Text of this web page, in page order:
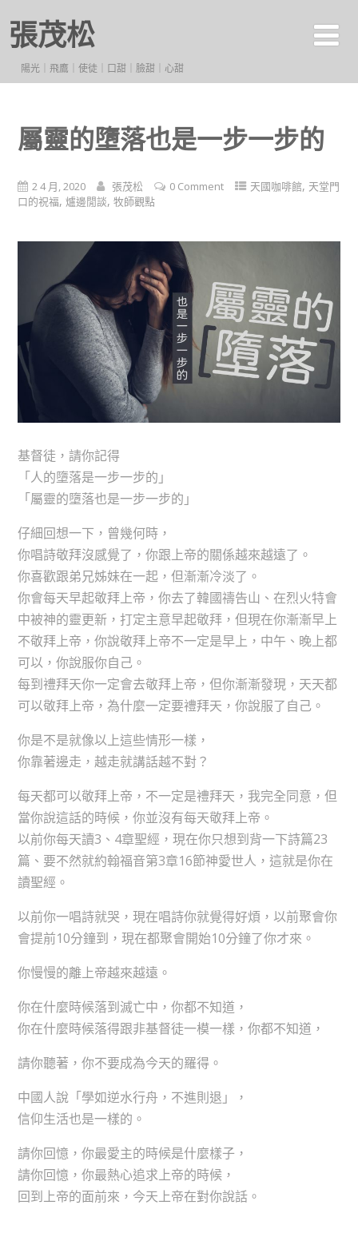
張茂松
陽光｜飛鷹｜使徒｜口甜｜臉甜｜心甜
屬靈的墮落也是一步一步的
2 4 月, 2020 張茂松 0 Comment 天國咖啡館, 天堂門
口的祝福, 爐邊閒談, 牧師觀點
基督徒，請你記得
「人的墮落是一步一步的」
「屬靈的墮落也是一步一步的」
仔細回想一下，曾幾何時，
你唱詩敬拜沒感覺了，你跟上帝的關係越來越遠了。
你喜歡跟弟兄姊妹在一起，但漸漸冷淡了。
你會每天早起敬拜上帝，你去了韓國禱告山、在烈火特會
中被神的靈更新，打定主意早起敬拜，但現在你漸漸早上
不敬拜上帝，你說敬拜上帝不一定是早上，中午、晚上都
可以，你說服你自己。
每到禮拜天你一定會去敬拜上帝，但你漸漸發現，天天都
可以敬拜上帝，為什麼一定要禮拜天，你說服了自己。
你是不是就像以上這些情形一樣，
你靠著邊走，越走就講話越不對？
每天都可以敬拜上帝，不一定是禮拜天，我完全同意，但
當你說這話的時候，你並沒有每天敬拜上帝。
以前你每天讀3、4章聖經，現在你只想到背一下詩篇23
篇、要不然就約翰福音第3章16節神愛世人，這就是你在
讀聖經。
以前你一唱詩就哭，現在唱詩你就覺得好煩，以前聚會你
會提前10分鐘到，現在都聚會開始10分鐘了你才來。
你慢慢的離上帝越來越遠。
你在什麼時候落到滅亡中，你都不知道，
你在什麼時候落得跟非基督徒一模一樣，你都不知道，
請你聽著，你不要成為今天的羅得。
中國人說「學如逆水行舟，不進則退」，
信仰生活也是一樣的。
請你回憶，你最愛主的時候是什麼樣子，
請你回憶，你最熱心追求上帝的時候，
回到上帝的面前來，今天上帝在對你說話。